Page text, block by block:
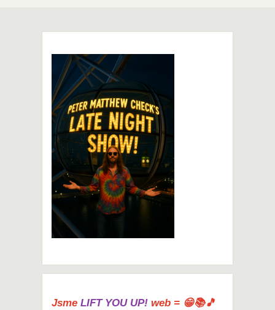
Jsme LIFT YOU UP! web = 😁📚🎵